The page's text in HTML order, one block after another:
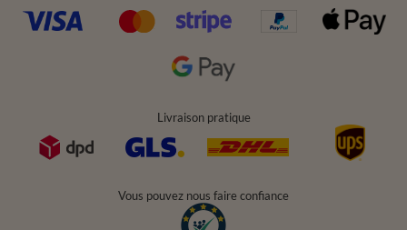
Livraison pratique
Vous pouvez nous faire confiance